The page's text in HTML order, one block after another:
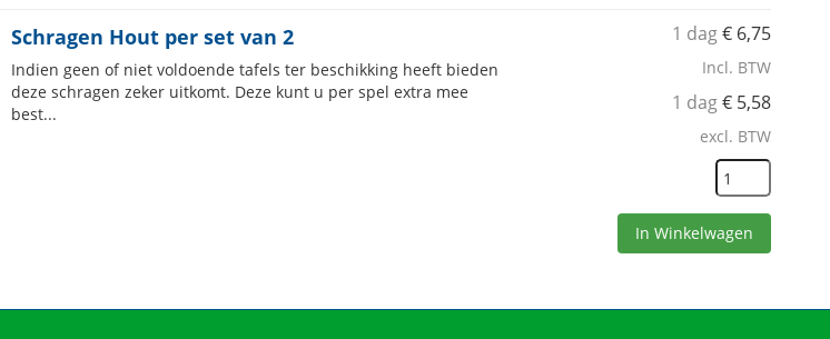
1 dag€ 6,75
Incl. BTW
1 dag€ 5,58
excl. BTW
In Winkelwagen
Schragen Hout per set van 2
Indien geen of niet voldoende tafels ter beschikking heeft bieden
deze schragen zeker uitkomt. Deze kunt u per spel extra mee
best...